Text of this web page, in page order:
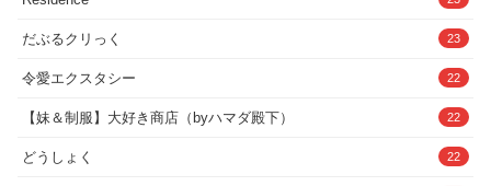
だぶるクリっく 23
令愛エクスタシー 22
【妹＆制服】大好き商店（byハマダ殿下） 22
どうしょく 22